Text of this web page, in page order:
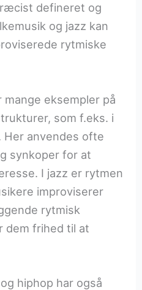
defineret og
og jazz kan
rytmiske
mange eksempler på
som f.eks. i
Her anvendes ofte
synkoper for at
I jazz er rytmen
improviserer
rytmisk
dem frihed til at
hiphop har også